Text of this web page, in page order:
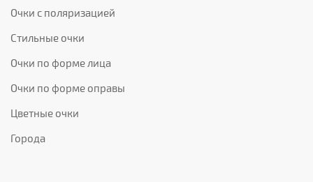
Очки с поляризацией
Стильные очки
Очки по форме лица
Очки по форме оправы
Цветные очки
Города